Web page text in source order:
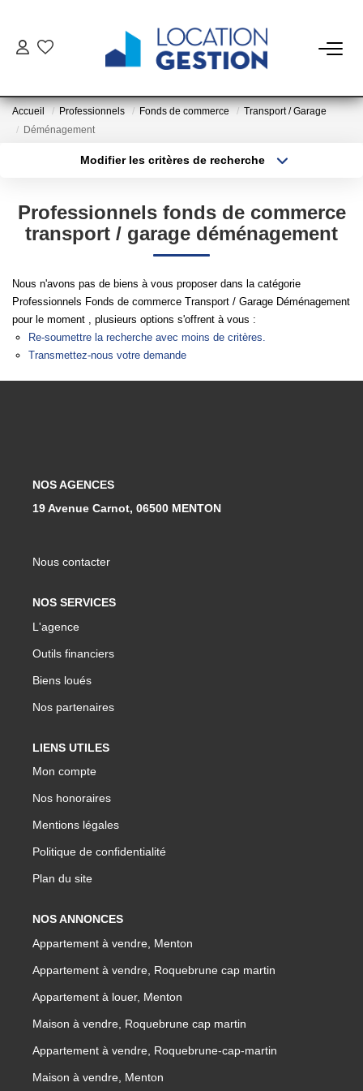
LOUER
ESTIMER
NOTRE AGENCE
Accueil Professionnels Fonds de commerce
Transport / Garage
Déménagement
Modifier les critères de recherche
Sélectionnez...
Type de bien
Surface min
Créer une alerte
Professionnels fonds de commerce
transport / garage déménagement
Nous n'avons pas de biens à vous proposer dans la catégorie
Professionnels Fonds de commerce Transport / Garage Déménagement
pour le moment , plusieurs options s'offrent à vous :
Re-soumettre la recherche avec moins de critères.
Transmettez-nous votre demande
NOS AGENCES
19 Avenue Carnot, 06500 MENTON
Nous contacter
NOS SERVICES
L'agence
Outils financiers
Biens loués
Nos partenaires
LIENS UTILES
Mon compte
Nos honoraires
Mentions légales
Politique de confidentialité
Plan du site
NOS ANNONCES
Appartement à vendre, Menton
Appartement à vendre, Roquebrune cap martin
Appartement à louer, Menton
Maison à vendre, Roquebrune cap martin
Appartement à vendre, Roquebrune-cap-martin
Maison à vendre, Menton